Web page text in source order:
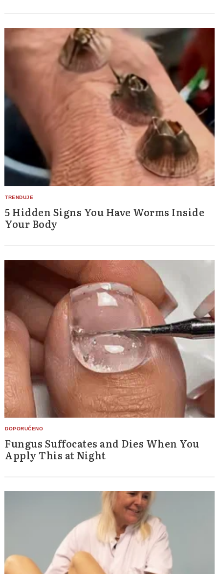
5 Hidden Signs You Have Worms Inside
Your Body
Fungus Suffocates and Dies When You
Apply This at Night